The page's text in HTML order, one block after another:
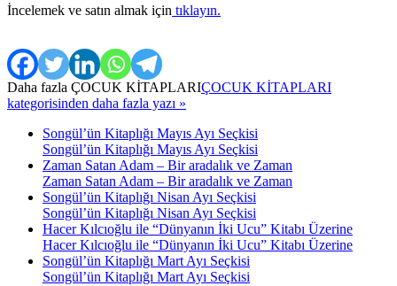
İncelemek ve satın almak için tıklayın.
Daha fazla ÇOCUK KİTAPLARIÇOCUK KİTAPLARI
kategorisinden daha fazla yazı »
Songül’ün Kitaplığı Mayıs Ayı Seçkisi
Songül’ün Kitaplığı Mayıs Ayı Seçkisi
Zaman Satan Adam – Bir aradalık ve Zaman
Zaman Satan Adam – Bir aradalık ve Zaman
Songül’ün Kitaplığı Nisan Ayı Seçkisi
Songül’ün Kitaplığı Nisan Ayı Seçkisi
Hacer Kılcıoğlu ile “Dünyanın İki Ucu” Kitabı Üzerine
Hacer Kılcıoğlu ile “Dünyanın İki Ucu” Kitabı Üzerine
Songül’ün Kitaplığı Mart Ayı Seçkisi
Songül’ün Kitaplığı Mart Ayı Seçkisi